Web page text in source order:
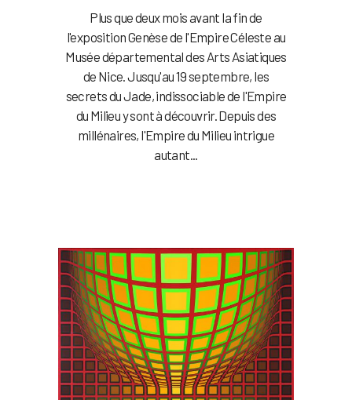
Plus que deux mois avant la fin de
l'exposition Genèse de l'Empire Céleste au
Musée départemental des Arts Asiatiques
de Nice. Jusqu'au 19 septembre, les
secrets du Jade, indissociable de l'Empire
du Milieu y sont à découvrir. Depuis des
millénaires, l'Empire du Milieu intrigue
autant...